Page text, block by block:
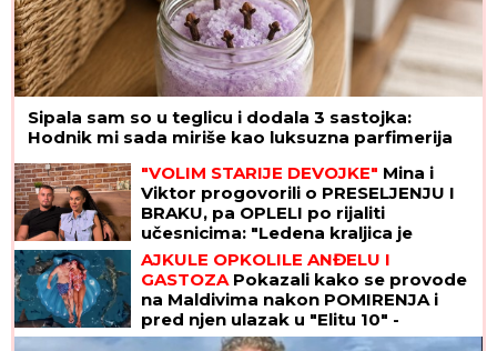
Sipala sam so u teglicu i dodala 3 sastojka:
Hodnik mi sada miriše kao luksuzna parfimerija
"VOLIM STARIJE DEVOJKE" Mina i
Viktor progovorili o PRESELJENJU I
BRAKU, pa OPLELI po rijaliti
učesnicima: "Ledena kraljica je
opelješila deda Daneta (VIDEO)
AJKULE OPKOLILE ANĐELU I
GASTOZA Pokazali kako se provode
na Maldivima nakon POMIRENJA i
pred njen ulazak u "Elitu 10" -
komentari samo pljušte (VIDEO)